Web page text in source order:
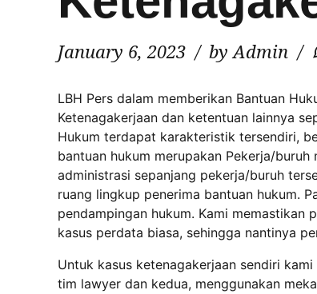
January 6, 2023 by Admin
LBH Pers dalam memberikan Bantuan
Ketenagakerjaan dan ketentuan lainnya
Hukum terdapat karakteristik tersendiri,
bantuan hukum merupakan Pekerja/
administrasi sepanjang pekerja/buruh
ruang lingkup penerima bantuan hukum.
pendampingan hukum. Kami
kasus perdata biasa, sehingga nantinya
Untuk kasus ketenagakerjaan sendiri
tim lawyer dan kedua, menggunakan